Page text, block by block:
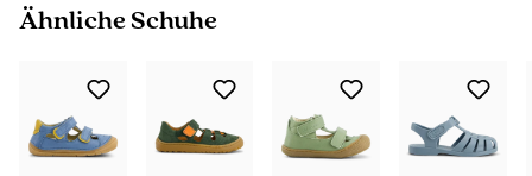
Produktgalerie überspringen
Ähnliche Schuhe